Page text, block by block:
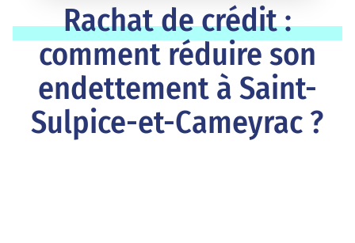
Rachat de crédit :
comment réduire son
endettement à Saint-
Sulpice-et-Cameyrac ?